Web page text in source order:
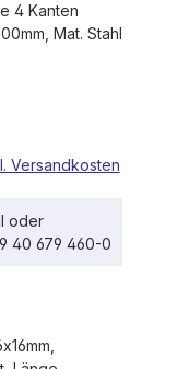
4 Kanten
Mat. Stahl
Versandkosten
oder
40 679 460-0